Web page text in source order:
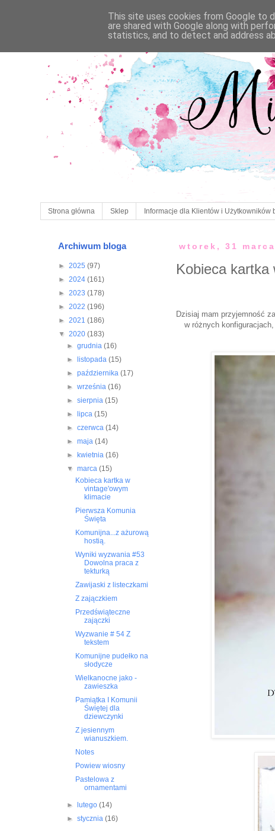
Strona główna Sklep Informacje dla Klientów i Użytkowników
wtorek, 31 marca
Kobieca kartka
Dzisiaj mam przyjemność
w różnych
Archiwum bloga
► 2025 (97)
► 2024 (161)
► 2023 (178)
► 2022 (196)
► 2021 (186)
▼ 2020 (183)
► grudnia (16)
►
listopada (15)
► października (17)
► września (16)
► sierpnia (15)
►
lipca (15)
► czerwca (14)
► maja (14)
►
kwietnia (16)
▼ marca (15)
Kobieca kartka w
vintage'owym
klimacie
Pierwsza Komunia
Święta
Komunijna...z ażurową
hostią.
Wyniki wyzwania #53
Dowolna praca z
tekturką
Zawijaski z listeczkami
Z zajączkiem
Przedświąteczne
zajączki
Wyzwanie # 54 Z
tekstem
Komunijne pudełko na
słodycze
Wielkanocne jako -
zawieszka
Pamiątka I Komunii
Świętej dla
dziewczynki
Z jesiennym
wianuszkiem.
Notes
Powiew wiosny
Pastelowa z
ornamentami
► lutego (14)
► stycznia (16)
This site uses cookies from Google to
are shared with Google along with
statistics, and to detect and address